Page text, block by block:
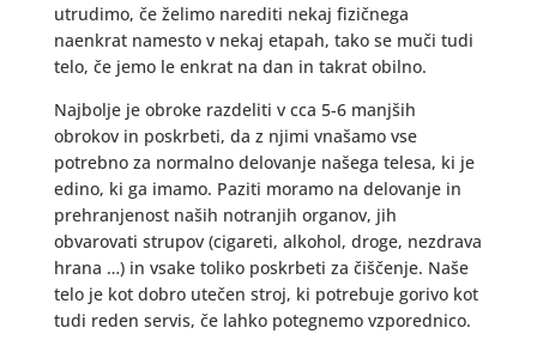
utrudimo, če želimo narediti nekaj fizičnega
naenkrat namesto v nekaj etapah, tako se muči tudi
telo, če jemo le enkrat na dan in takrat obilno.
Najbolje je obroke razdeliti v cca 5-6 manjših
obrokov in poskrbeti, da z njimi vnašamo vse
potrebno za normalno delovanje našega telesa, ki je
edino, ki ga imamo. Paziti moramo na delovanje in
prehranjenost naših notranjih organov, jih
obvarovati strupov (cigareti, alkohol, droge, nezdrava
hrana …) in vsake toliko poskrbeti za čiščenje. Naše
telo je kot dobro utečen stroj, ki potrebuje gorivo kot
tudi reden servis, če lahko potegnemo vzporednico.